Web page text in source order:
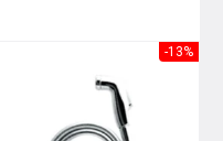
-13%